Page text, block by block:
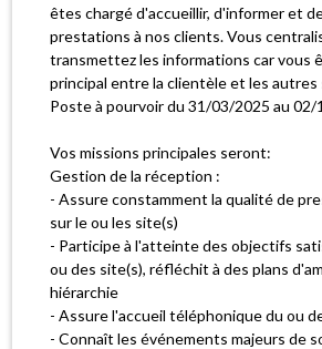
êtes chargé d'accueillir, d'informer et
prestations à nos clients. Vous
transmettez les informations car vous
principal entre la clientèle et les autres
Poste à pourvoir du 31/03/2025 au 02/
Vos missions principales seront:
Gestion de la réception :
- Assure constamment la qualité de
sur le ou les site(s)
- Participe à l'atteinte des objectifs
ou des site(s), réfléchit à des plans
hiérarchie
- Assure l'accueil téléphonique du ou
- Connaît les événements majeurs de